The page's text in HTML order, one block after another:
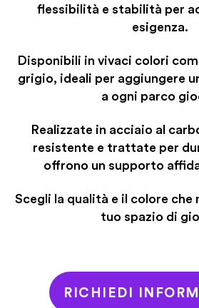
flessibilità e stabilità per
esigenza.
Disponibili in vivaci colori
grigio, ideali per aggiungere
a ogni parco
Realizzate in acciaio al
resistente e trattate per
offrono un supporto
Scegli la qualità e il colore
tuo spazio di
RICHIEDI